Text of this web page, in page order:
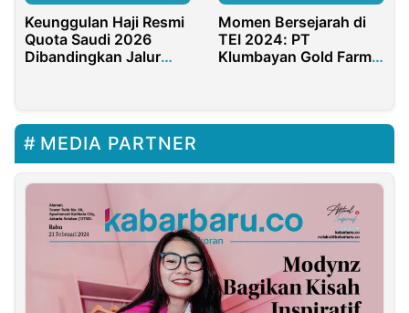
Keunggulan Haji Resmi
Quota Saudi 2026
Dibandingkan Jalur
Momen Bersejarah di
TEI 2024: PT
Klumbayan Gold Farm
MEDIA PARTNER